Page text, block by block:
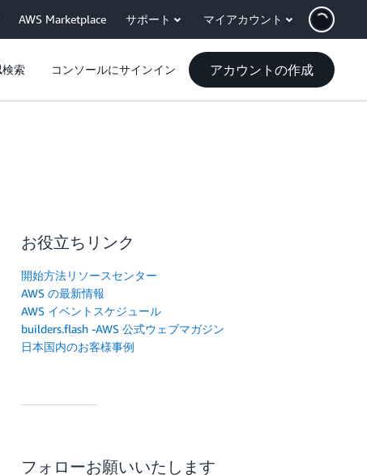
AWS Marketplace サポート マイアカウント
検索 コンソールにサインイン アカウントの作成
お役立ちリンク
開始方法リソースセンター
AWS の最新情報
AWS イベントスケジュール
builders.flash -AWS 公式ウェブマガジン
日本国内のお客様事例
フォローお願いいたします